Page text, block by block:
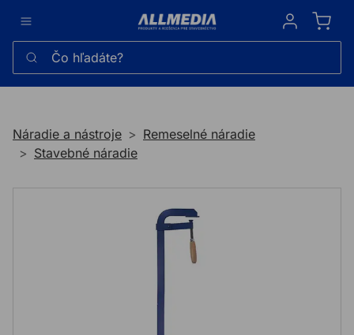
Sign in
Čo hľadáte?
Náradie a nástroje
Remeselné náradie
Stavebné náradie